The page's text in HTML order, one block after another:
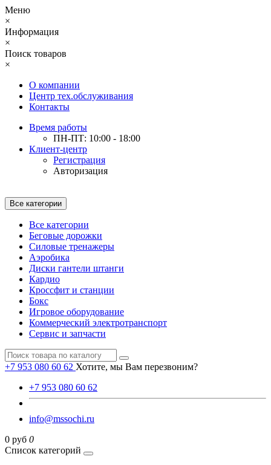
Меню
×
Информация
×
Поиск товаров
×
О компании
Центр тех.обслуживания
Контакты
Время работы
ПН-ПТ: 10:00 - 18:00
Клиент-центр
Регистрация
Авторизация
Все категории
Все категории
Беговые дорожки
Силовые тренажеры
Аэробика
Диски гантели штанги
Кардио
Кроссфит и станции
Бокс
Игровое оборудование
Коммерческий электротранспорт
Сервис и запчасти
+7 953 080 60 62 Хотите, мы Вам перезвоним?
+7 953 080 60 62
info@mssochi.ru
0 руб 0
Список категорий